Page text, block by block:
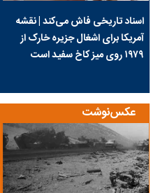
اسناد تاریخی فاش می‌کند | نقشه
آمریکا برای اشغال جزیره خارک از
۱۹۷۹ روی میز کاخ سفید است
عکس‌نوشت